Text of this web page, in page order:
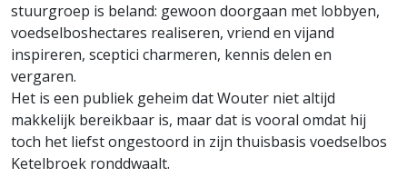
stuurgroep is beland: gewoon doorgaan met lobbyen,
voedselboshectares realiseren, vriend en vijand
inspireren, sceptici charmeren, kennis delen en
vergaren.
Het is een publiek geheim dat Wouter niet altijd
makkelijk bereikbaar is, maar dat is vooral omdat hij
toch het liefst ongestoord in zijn thuisbasis voedselbos
Ketelbroek ronddwaalt.